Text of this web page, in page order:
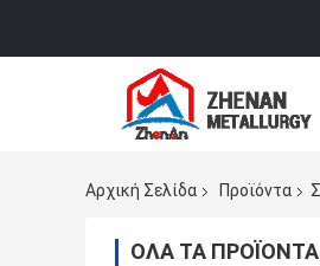
Αρχική Σελίδα
Προϊόντα
ΌΛΑ ΤΑ ΠΡΟΪΌΝΤΑ